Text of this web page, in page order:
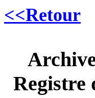
<<Retour
Registre